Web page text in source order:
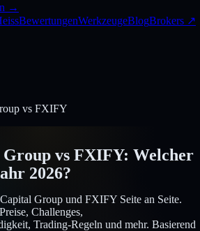
→
BewertungenWerkzeugeBlogBrokers ↗
vs FXIFY
Group vs FXIFY: Welcher
2026?
Group und FXIFY Seite an Seite.
Challenges,
Trading-Regeln und mehr. Basierend